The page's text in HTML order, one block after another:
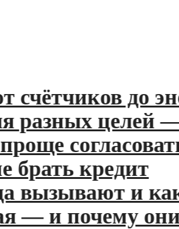
до
целей — от
согласовать
кредит
и как
и почему они